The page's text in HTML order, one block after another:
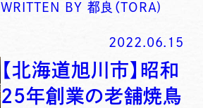
WRITTEN BY 都良（TORA)
2022.06.15
【北海道旭川市】昭和
25年創業の老舗焼鳥